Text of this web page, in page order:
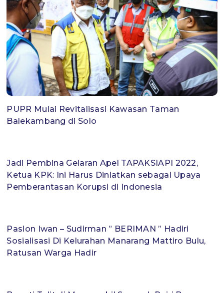
PUPR Mulai Revitalisasi Kawasan Taman
Balekambang di Solo
Jadi Pembina Gelaran Apel TAPAKSIAPI 2022,
Ketua KPK: Ini Harus Diniatkan sebagai Upaya
Pemberantasan Korupsi di Indonesia
Paslon Iwan – Sudirman ” BERIMAN ” Hadiri
Sosialisasi Di Kelurahan Manarang Mattiro Bulu,
Ratusan Warga Hadir